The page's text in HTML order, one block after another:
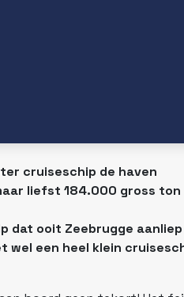
cruiseschip de haven
liefst 184.000 gross ton
dat ooit Zeebrugge
wel een heel klein